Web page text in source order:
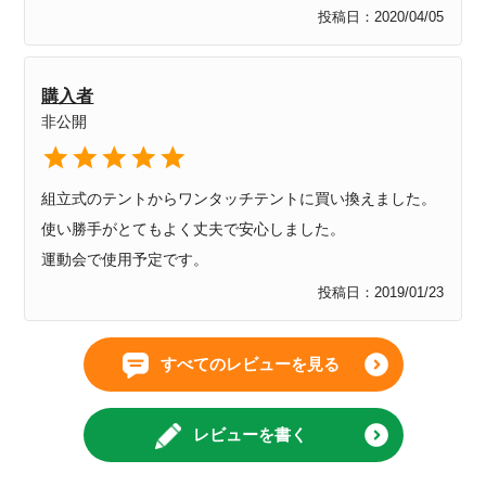
投稿日 2020/04/05
購入者
非公開
投稿日 2019/01/23
組立式のテントからワンタッチテントに買い換えました。
使い勝手がとてもよく丈夫で安心しました。
運動会で使用予定です。
すべてのレビューを見る
レビューを書く